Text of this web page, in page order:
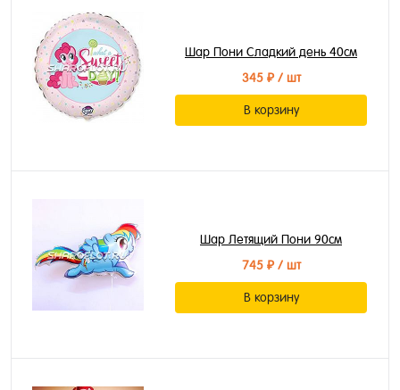
Шар Пони Сладкий день 40см
345 ₽/ шт
В корзину
Шар Летящий Пони 90см
745 ₽/ шт
В корзину